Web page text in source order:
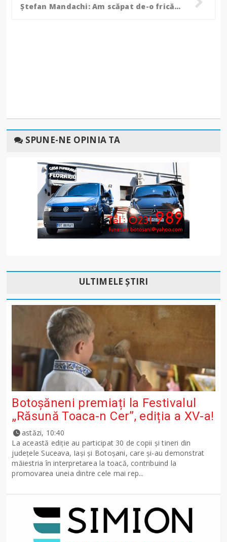
Ștefan Mandachi: Am scăpat de-o frică pentru alta?
SPUNE-NE OPINIA TA
ULTIMELE ȘTIRI
Botoșăneni premiați la Festivalul
„Răsună Toaca-n Cer”, ediția a XV-a!
astăzi, 10:40
La această ediție au participat 30 de copii și tineri din
județele Suceava, Iași și Botoșani, care și-au demonstrat
măiestria în interpretarea la toacă, contribuind la
promovarea uneia dintre cele mai rep...